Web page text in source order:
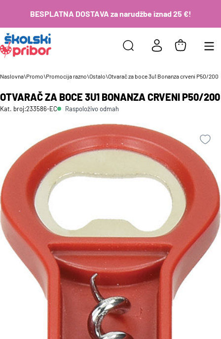
BESPLATNA DOSTAVA za narudžbe iznad 25 €!
Naslovna\Promo\Promocija razno\Ostalo\Otvarač za boce 3u1 Bonanza crveni P50/200
OTVARAČ ZA BOCE 3U1 BONANZA CRVENI P50/200
Kat. broj:233586-EC Raspoloživo odmah